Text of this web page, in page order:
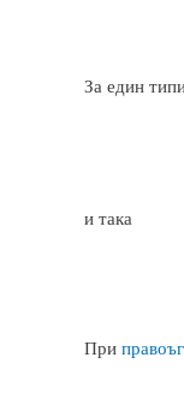
За един
и така
При